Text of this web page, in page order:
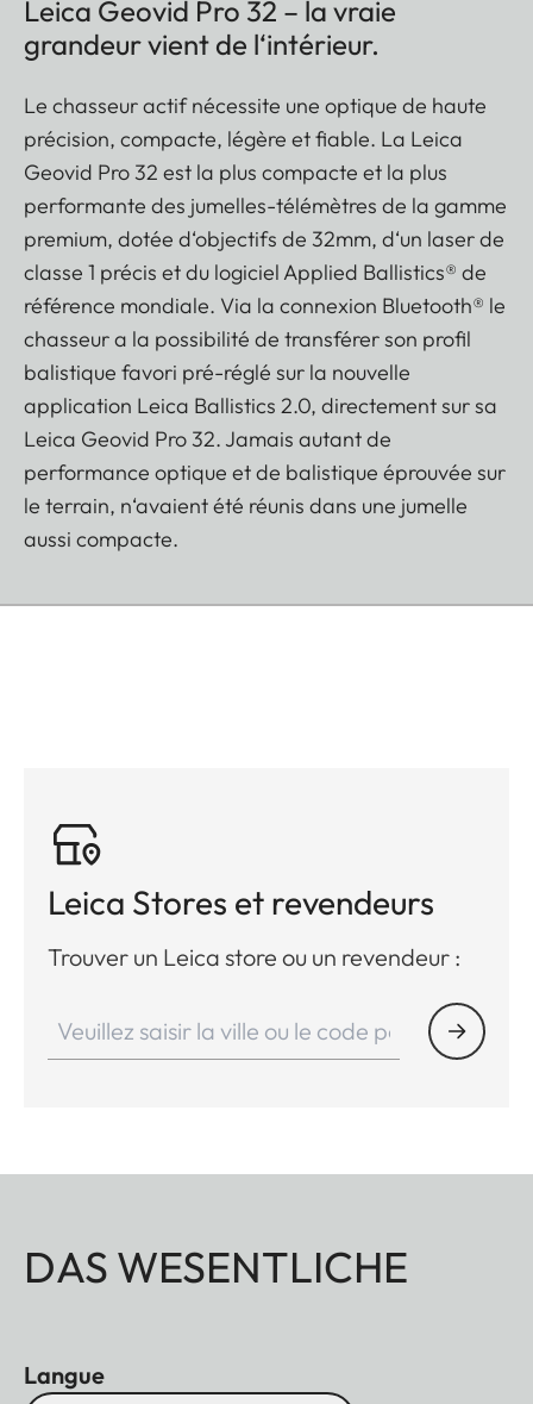
Leica Geovid Pro 32 – la vraie
grandeur vient de l‘intérieur.
Le chasseur actif nécessite une optique de haute
précision, compacte, légère et fiable. La Leica
Geovid Pro 32 est la plus compacte et la plus
performante des jumelles-télémètres de la gamme
premium, dotée d‘objectifs de 32mm, d‘un laser de
classe 1 précis et du logiciel Applied Ballistics® de
référence mondiale. Via la connexion Bluetooth® le
chasseur a la possibilité de transférer son profil
balistique favori pré-réglé sur la nouvelle
application Leica Ballistics 2.0, directement sur sa
Leica Geovid Pro 32. Jamais autant de
performance optique et de balistique éprouvée sur
le terrain, n‘avaient été réunis dans une jumelle
aussi compacte.
Leica Stores et revendeurs
Trouver un Leica store ou un revendeur :
DAS WESENTLICHE
Langue